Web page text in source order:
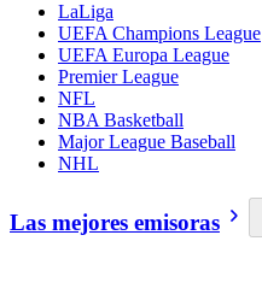
LaLiga
UEFA Champions League
UEFA Europa League
Premier League
NFL
NBA Basketball
Major League Baseball
NHL
Las mejores emisoras